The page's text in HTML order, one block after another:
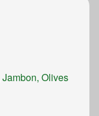
Olives